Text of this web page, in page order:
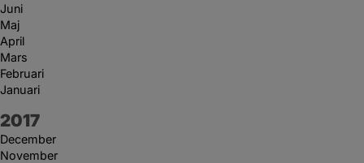
Juni
Maj
April
Mars
Februari
Januari
År:
2017
December
November